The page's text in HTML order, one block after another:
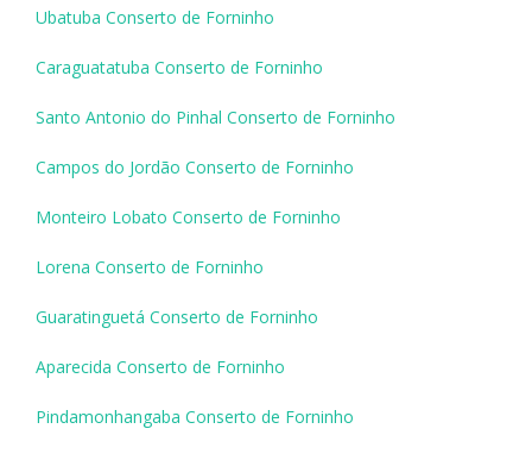
Ubatuba Conserto de Forninho
Caraguatatuba Conserto de Forninho
Santo Antonio do Pinhal Conserto de Forninho
Campos do Jordão Conserto de Forninho
Monteiro Lobato Conserto de Forninho
Lorena Conserto de Forninho
Guaratinguetá Conserto de Forninho
Aparecida Conserto de Forninho
Pindamonhangaba Conserto de Forninho